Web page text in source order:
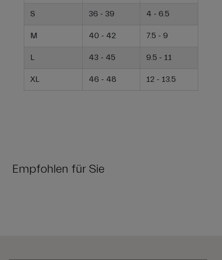
S 36 - 39 4 - 6.5
M 40 - 42 7.5 - 9
L 43 - 45 9.5 - 11
XL 46 - 48 12 - 13.5
Empfohlen für Sie